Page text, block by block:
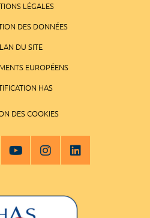
LÉGALES
DES DONNÉES
DU SITE
EUROPÉENS
HAS
DES COOKIES